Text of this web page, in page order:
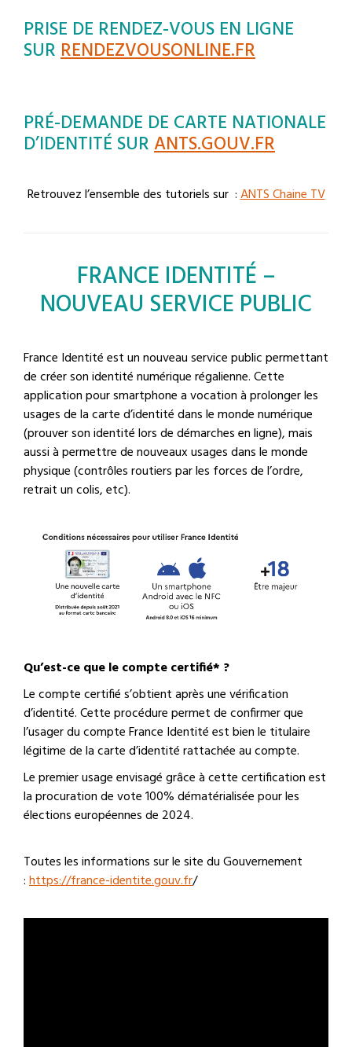
PRISE DE RENDEZ-VOUS EN LIGNE
SURRENDEZVOUSONLINE.FR
PRÉ-DEMANDE DE CARTE NATIONALE
D’IDENTITÉ SURANTS.GOUV.FR
Retrouvez l’ensemble des tutoriels sur :ANTS Chaine TV
FRANCE IDENTITÉ –
NOUVEAU SERVICE PUBLIC
France Identité est un nouveau service public permettant
de créer son identité numérique régalienne. Cette
application pour smartphone a vocation à prolonger les
usages de la carte d’identité dans le monde numérique
(prouver son identité lors de démarches en ligne), mais
aussi à permettre de nouveaux usages dans le monde
physique (contrôles routiers par les forces de l’ordre,
retrait un colis, etc).
Qu’est-ce que le compte certifié* ?
Le compte certifié s’obtient après une vérification
d’identité. Cette procédure permet de confirmer que
l’usager du compte France Identité est bien le titulaire
légitime de la carte d’identité rattachée au compte.
Le premier usage envisagé grâce à cette certification est
la procuration de vote 100% dématérialisée pour les
élections européennes de 2024.
Toutes les informations sur le site du Gouvernement
:https://france-identite.gouv.fr/